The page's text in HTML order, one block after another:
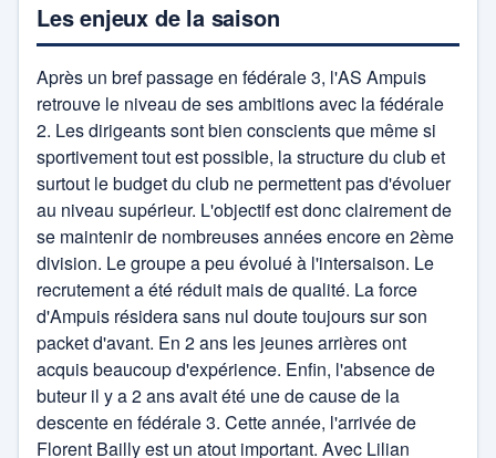
sport de combat
Tennis
Tennis de Table
Volley-ball
Les enjeux de la saison
Après un bref passage en fédérale 3, l'AS Ampuis
retrouve le niveau de ses ambitions avec la fédérale
2. Les dirigeants sont bien conscients que même si
sportivement tout est possible, la structure du club et
surtout le budget du club ne permettent pas d'évoluer
au niveau supérieur. L'objectif est donc clairement de
se maintenir de nombreuses années encore en 2ème
division. Le groupe a peu évolué à l'intersaison. Le
recrutement a été réduit mais de qualité. La force
d'Ampuis résidera sans nul doute toujours sur son
packet d'avant. En 2 ans les jeunes arrières ont
acquis beaucoup d'expérience. Enfin, l'absence de
buteur il y a 2 ans avait été une de cause de la
descente en fédérale 3. Cette année, l'arrivée de
Florent Bailly est un atout important. Avec Lilian